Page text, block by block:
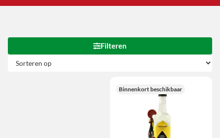
Filteren
Binnenkort beschikbaar